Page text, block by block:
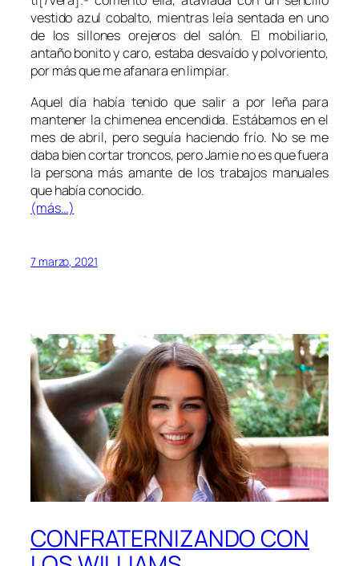
vestido azul cobalto, mientras leía sentada en uno
de los sillones orejeros del salón. El mobiliario,
antaño bonito y caro, estaba desvaído y polvoriento,
por más que me afanara en limpiar.
Aquel día había tenido que salir a por leña para
mantener la chimenea encendida. Estábamos en el
mes de abril, pero seguía haciendo frío. No se me
daba bien cortar troncos, pero Jamie no es que fuera
la persona más amante de los trabajos manuales
que había conocido.
(más…)
7 marzo, 2021
CONFRATERNIZANDO CON